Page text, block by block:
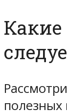
Какие
полезных